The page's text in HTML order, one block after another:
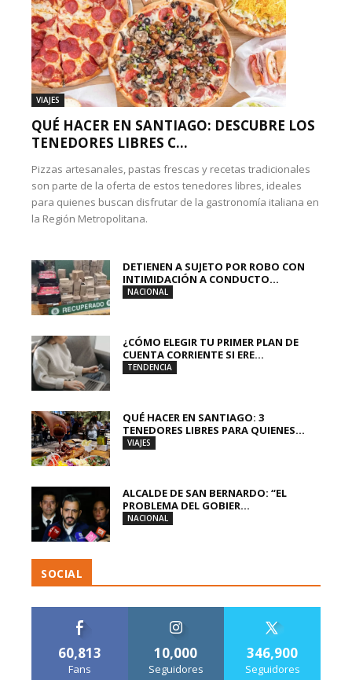
VIAJES
QUÉ HACER EN SANTIAGO: DESCUBRE LOS
TENEDORES LIBRES C...
Pizzas artesanales, pastas frescas y recetas tradicionales
son parte de la oferta de estos tenedores libres, ideales
para quienes buscan disfrutar de la gastronomía italiana en
la Región Metropolitana.
DETIENEN A SUJETO POR ROBO CON
INTIMIDACIÓN A CONDUCTO...
NACIONAL
¿CÓMO ELEGIR TU PRIMER PLAN DE
CUENTA CORRIENTE SI ERE...
TENDENCIA
QUÉ HACER EN SANTIAGO: 3
TENEDORES LIBRES PARA QUIENES...
VIAJES
ALCALDE DE SAN BERNARDO: “EL
PROBLEMA DEL GOBIER...
NACIONAL
SOCIAL
60,813
Fans
10,000
Seguidores
346,900
Seguidores